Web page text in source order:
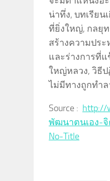
น่าทึ่ง, บทเรียน
ที่ยิ่งใหญ่, กลยุ
สร้างความปร
และร่างการที่
ใหญ่หลวง, วิธี
ไม่มีทางถูกทำ
Source : http://
พัฒนาตนเอง-จิ
No-Title